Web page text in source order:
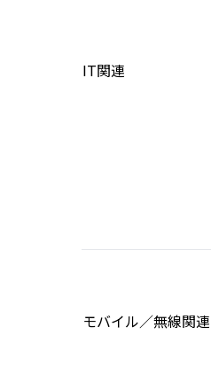
IT関連
モバイル／無線関連